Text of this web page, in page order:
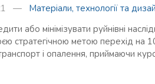
— Матеріали, технології та
або мінімізувати руйнівні
стратегічною метою перехід на
і опалення, приймаючи